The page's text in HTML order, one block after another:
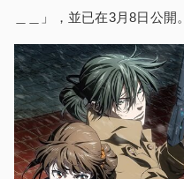
＿＿」，並已在3月8日公開。